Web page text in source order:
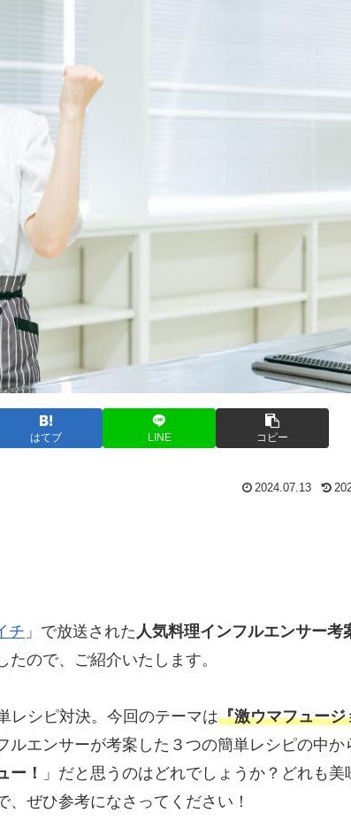
はてブ LINE コピー
2024.07.13
チ 」で放送された 人気料理インフルエンサー考
たので、ご紹介いたします。
レシピ対決。今回のテーマは『激ウマフュージ
ルエンサーが考案した３つの簡単レシピの中か
ー！
」だと思うのはどれでしょうか？どれも美
ぜひ参考になさってください！